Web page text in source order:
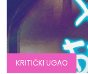
KRITIČKI UGAO